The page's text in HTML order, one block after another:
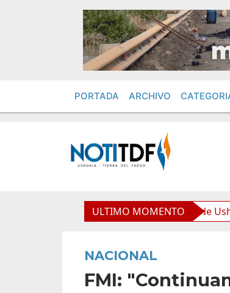
PORTADA ARCHIVO
ULTIMO MOMENTO
para la Nueva Usina de Ushuaia
NACIONAL
FMI: